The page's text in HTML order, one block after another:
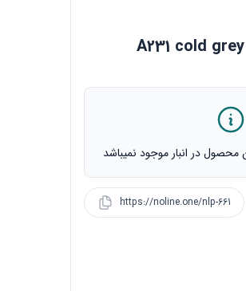
محصول در انبار موجود نمیباشد
https://noline.one/nlp-661